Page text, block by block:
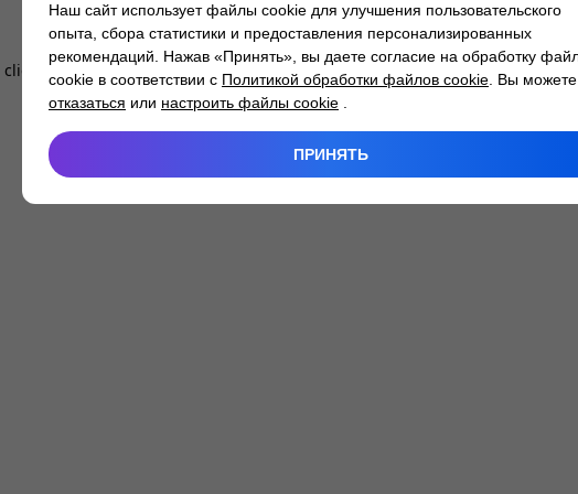
client -side exception has occurred while loading atlantm.by (see the
Наш сайт использует файлы cookie для улучшения пользовательского
опыта, сбора статистики и предоставления персонализированных
рекомендаций. Нажав «Принять», вы даете согласие на обработку
cookie в соответствии с Политикой обработки файлов cookie . Вы можете
отказаться или настроить файлы cookie
ПРИНЯТЬ